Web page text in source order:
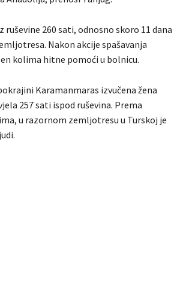
ruševine 260 sati, odnosno skoro 11 dana
Nakon akcije spašavanja
kolima hitne pomoći u bolnicu.
Karamanmaras izvučena žena
257 sati ispod ruševina. Prema
u razornom zemljotresu u Turskoj je